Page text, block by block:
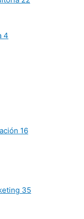
4
16
35